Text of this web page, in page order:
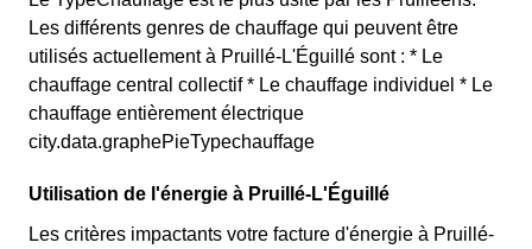
Les différents genres de chauffage qui peuvent être
utilisés actuellement à Pruillé-L'Éguillé sont : * Le
chauffage central collectif * Le chauffage individuel * Le
chauffage entièrement électrique
city.data.graphePieTypechauffage
Utilisation de l'énergie à Pruillé-L'Éguillé
Les critères impactants votre facture d'énergie à Pruillé-